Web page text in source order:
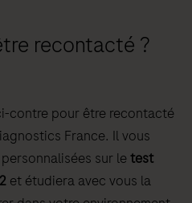
recontacté ?
contre pour être recontacté
France. Il vous
sur letest
et étudiera avec vous la